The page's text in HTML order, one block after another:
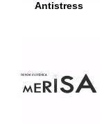
Antistress